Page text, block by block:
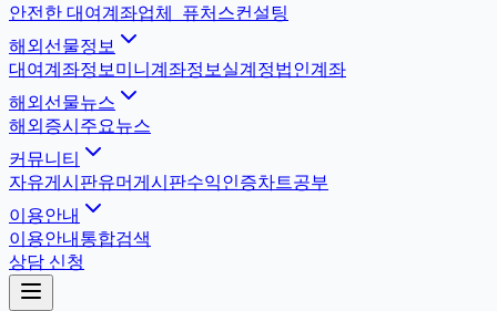
안전한 대여계좌업체
퓨처스컨설팅
해외선물정보
대여계좌정보 미니계좌정보 실계정법인계좌
해외선물뉴스
해외증시 주요뉴스
커뮤니티
자유게시판유머게시판수익인증차트공부
이용안내
이용안내 통합검색
상담 신청